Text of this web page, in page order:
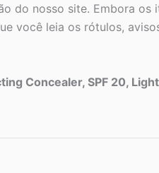
do nosso site. Embora
você leia os rótulos,
Concealer, SPF 20,